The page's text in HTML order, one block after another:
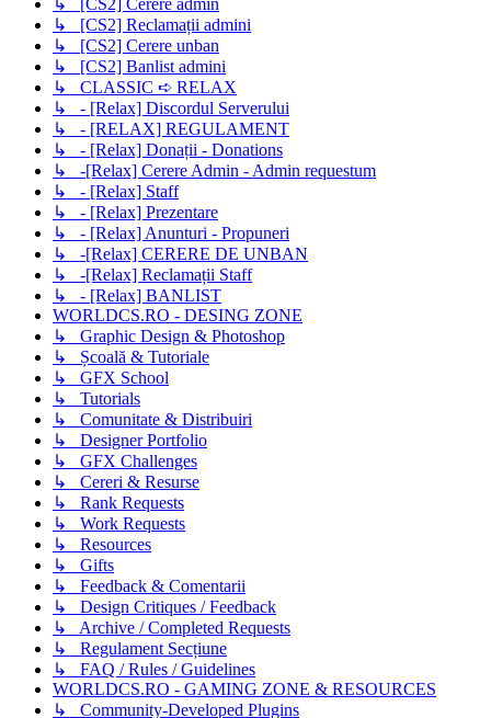
↳ [CS2] Cerere admin
↳ [CS2] Reclamații admini
↳ [CS2] Cerere unban
↳ [CS2] Banlist admini
↳ CLASSIC ➪ RELAX
↳ - [Relax] Discordul Serverului
↳ - [RELAX] REGULAMENT
↳ - [Relax] Donații - Donations
↳ -[Relax] Cerere Admin - Admin requestum
↳ - [Relax] Staff
↳ - [Relax] Prezentare
↳ - [Relax] Anunturi - Propuneri
↳ -[Relax] CERERE DE UNBAN
↳ -[Relax] Reclamații Staff
↳ - [Relax] BANLIST
WORLDCS.RO - DESING ZONE
↳ Graphic Design & Photoshop
↳ Școală & Tutoriale
↳ GFX School
↳ Tutorials
↳ Comunitate & Distribuiri
↳ Designer Portfolio
↳ GFX Challenges
↳ Cereri & Resurse
↳ Rank Requests
↳ Work Requests
↳ Resources
↳ Gifts
↳ Feedback & Comentarii
↳ Design Critiques / Feedback
↳ Archive / Completed Requests
↳ Regulament Secțiune
↳ FAQ / Rules / Guidelines
WORLDCS.RO - GAMING ZONE & RESOURCES
↳ Community-Developed Plugins